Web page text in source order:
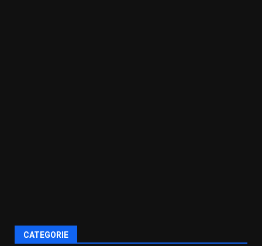
CATEGORIE